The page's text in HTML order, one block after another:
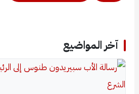
آخر المواضيع